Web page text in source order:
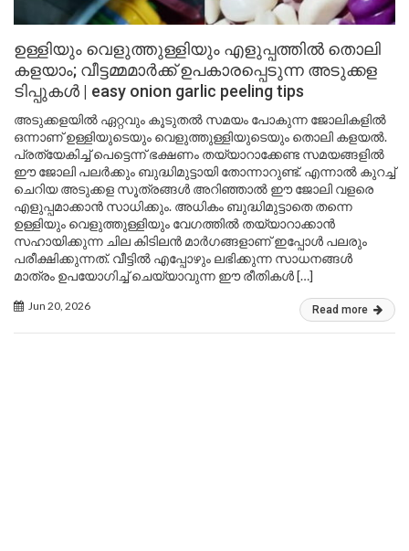
ഉള്ളിയും വെളുത്തുള്ളിയും എളുപ്പത്തിൽ തൊലി
കളയാം; വീട്ടമ്മമാർക്ക് ഉപകാരപ്പെടുന്ന അടുക്കള
ടിപ്പുകൾ | easy onion garlic peeling tips
അടുക്കളയിൽ ഏറ്റവും കൂടുതൽ സമയം പോകുന്ന ജോലികളിൽ
ഒന്നാണ് ഉള്ളിയുടെയും വെളുത്തുള്ളിയുടെയും തൊലി കളയൽ.
പ്രത്യേകിച്ച് പെട്ടെന്ന് ഭക്ഷണം തയ്യാറാക്കേണ്ട സമയങ്ങളിൽ
ഈ ജോലി പലർക്കും ബുദ്ധിമുട്ടായി തോന്നാറുണ്ട്. എന്നാൽ കുറച്ച്
ചെറിയ അടുക്കള സൂത്രങ്ങൾ അറിഞ്ഞാൽ ഈ ജോലി വളരെ
എളുപ്പമാക്കാൻ സാധിക്കും. അധികം ബുദ്ധിമുട്ടാതെ തന്നെ
ഉള്ളിയും വെളുത്തുള്ളിയും വേഗത്തിൽ തയ്യാറാക്കാൻ
സഹായിക്കുന്ന ചില കിടിലൻ മാർഗങ്ങളാണ് ഇപ്പോൾ പലരും
പരീക്ഷിക്കുന്നത്. വീട്ടിൽ എപ്പോഴും ലഭിക്കുന്ന സാധനങ്ങൾ
മാത്രം ഉപയോഗിച്ച് ചെയ്യാവുന്ന ഈ രീതികൾ […]
Jun 20, 2026 Read more